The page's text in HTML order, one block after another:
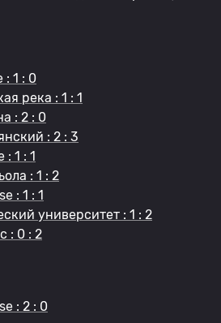
: 1 : 0
река : 1 : 1
: 2 : 0
: 2 : 3
1 : 1
: 1 : 2
: 1 : 1
университет : 1 : 2
: 0 : 2
: 2 : 0